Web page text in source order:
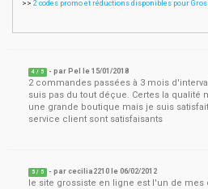
>> 2 codes promo et réductions disponibles pour
4 / 5 - par Pel le15/01/2018
2 commandes passées à 3 mois
suis pas du tout déçue. Certes la qualité
une grande boutique mais je suis
service client sont satisfaisants
5 / 5 - parcecilia2210 le06/02/2012
le site grossiste en ligne est l'un de